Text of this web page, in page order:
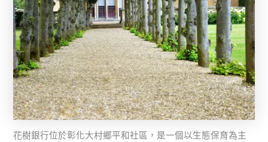
花樹銀行位於彰化大村鄉平和社區，是一個以生態保育為主